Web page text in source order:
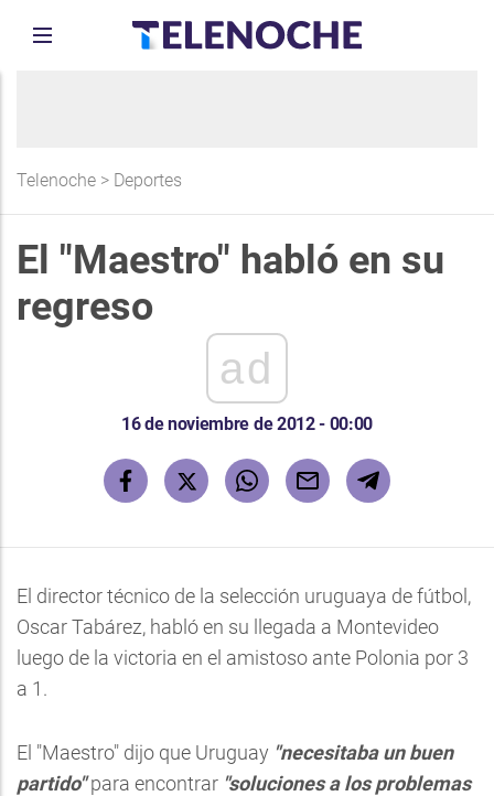
Telenoche > Deportes
El "Maestro" habló en su
regreso
ad
16 de noviembre de 2012 - 00:00
El director técnico de la selección uruguaya de fútbol,
Oscar Tabárez, habló en su llegada a Montevideo
luego de la victoria en el amistoso ante Polonia por 3
a 1.
El "Maestro" dijo que Uruguay "necesitaba un buen
partido"para encontrar "soluciones a los problemas